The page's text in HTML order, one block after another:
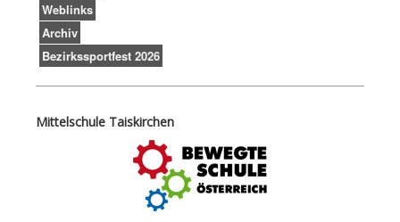
Weblinks
Archiv
Bezirkssportfest 2026
Mittelschule Taiskirchen